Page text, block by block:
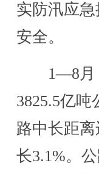
实防汛应
安全。
1—8月，
3825.5亿
路中长距
长3.1%。